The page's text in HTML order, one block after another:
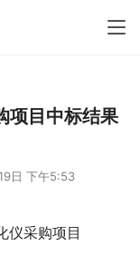
项目中标结果
日 下午5:53
仪采购项目